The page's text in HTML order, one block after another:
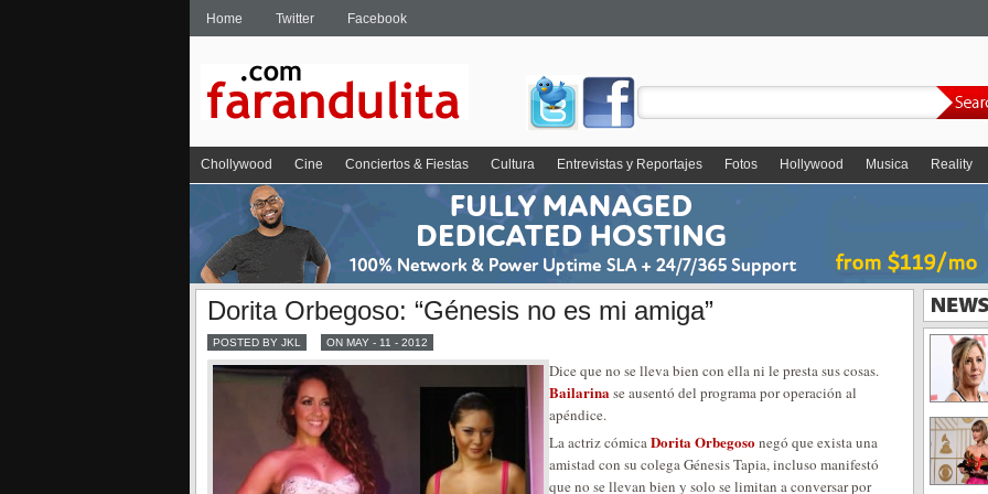
Home Twitter Facebook
Chollywood Cine Conciertos & Fiestas Cultura Entrevistas y Reportajes Fotos Hollywood Musica Reality
Dorita Orbegoso: “Génesis no es mi amiga”
POSTED BY JKL ON MAY - 11 - 2012
Dice que no se lleva bien con ella ni le presta sus cosas.
Bailarinase ausentó del programa por operación al
apéndice.
La actriz cómicaDorita Orbegosonegó que exista una
amistad con su colega Génesis Tapia, incluso manifestó
que no se llevan bien y solo se limitan a conversar por